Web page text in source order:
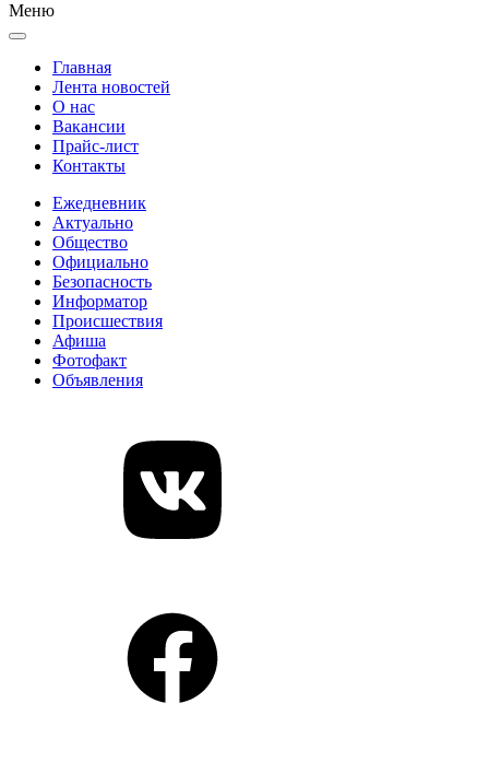
Меню
Главная
Лента новостей
О нас
Вакансии
Прайс-лист
Контакты
Ежедневник
Актуально
Общество
Официально
Безопасность
Информатор
Происшествия
Афиша
Фотофакт
Объявления